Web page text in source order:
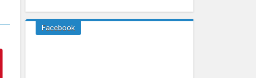
Facebook